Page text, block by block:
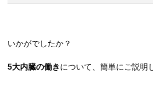
いかがでしたか？
5大内臓の働きについて、簡単にご説明